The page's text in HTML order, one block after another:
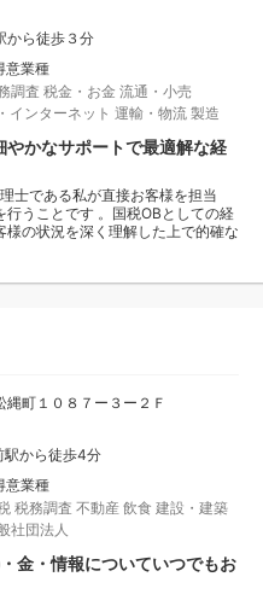
から徒歩３分
意業種
調査 税金・お金 流通・小売
インターネット 運輸・物流 製造
かなサポートで最適解な経
士である私が直接お客様を担当
うことです 。国税OBとしての経
の状況を深く理解した上で的確な
縄町１０８７ー３ー２Ｆ
駅から徒歩4分
意業種
税務調査 不動産 飲食 建設・建築
社団法人
金・情報についていつでもお